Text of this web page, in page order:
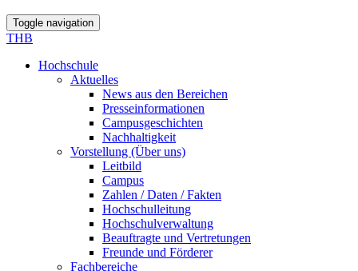
Toggle navigation
THB
Hochschule
Aktuelles
News aus den Bereichen
Presseinformationen
Campusgeschichten
Nachhaltigkeit
Vorstellung (Über uns)
Leitbild
Campus
Zahlen / Daten / Fakten
Hochschulleitung
Hochschulverwaltung
Beauftragte und Vertretungen
Freunde und Förderer
Fachbereiche